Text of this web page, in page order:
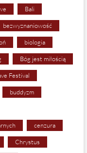
Bali
bezwyznaniowość
biologia
Bóg jest miłością
Festival
buddyzm
cenzura
Chrystus